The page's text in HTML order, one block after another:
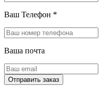
Ваш Телефон *
Ваша почта